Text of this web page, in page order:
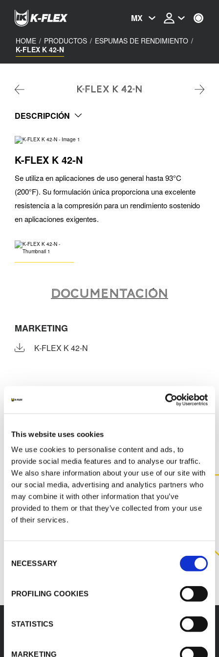
This website uses cookies
We use cookies to personalise content and ads, to
provide social media features and to analyse our traffic.
We also share information about your use of our site with
our social media, advertising and analytics partners who
may combine it with other information that you’ve
provided to them or that they’ve collected from your use
of their services.
Selection
NECESSARY
PROFILING COOKIES
STATISTICS
MARKETING
content
MX
HOME / PRODUCTOS / ESPUMAS DE RENDIMIENTO /
K-FLEX K 42-N
K-FLEX K 42-N
DESCRIPCIÓN
K-FLEX K 42-N
Se utiliza en aplicaciones de uso general hasta 93°C
(200°F). Su formulación única proporciona una excelente
resistencia a la compresión para un rendimiento sostenido
en aplicaciones exigentes.
DOCUMENTACIÓN
MARKETING
K-FLEX K 42-N
PÓNGASE EN CONTACTO
CON NOSOTROS PARA
OBTENER MÁS
INFORMACIÓN SOBRE ESTE